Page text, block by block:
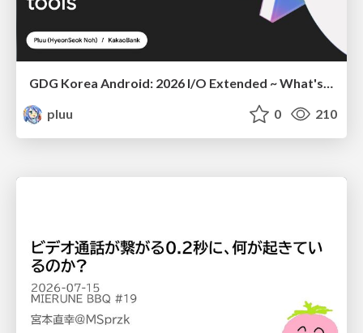
GDG Korea Android: 2026 I/O Extended ~ What's new in Android development tools
pluu
0 210